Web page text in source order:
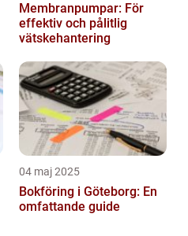
Membranpumpar: För
effektiv och pålitlig
vätskehantering
04 maj 2025
Bokföring i Göteborg: En
omfattande guide